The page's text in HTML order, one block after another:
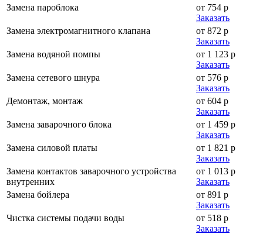
Замена пароблока
от 754 р
Заказать
Замена электромагнитного клапана
от 872 р
Заказать
Замена водяной помпы
от 1 123 р
Заказать
Замена сетевого шнура
от 576 р
Заказать
Демонтаж, монтаж
от 604 р
Заказать
Замена заварочного блока
от 1 459 р
Заказать
Замена силовой платы
от 1 821 р
Заказать
Замена контактов заварочного устройства
внутренних
от 1 013 р
Заказать
Замена бойлера
от 891 р
Заказать
Чистка системы подачи воды
от 518 р
Заказать